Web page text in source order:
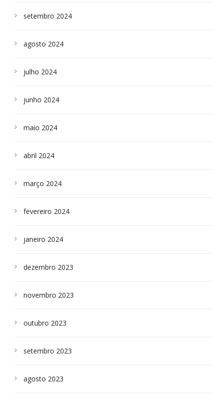
setembro 2024
agosto 2024
julho 2024
junho 2024
maio 2024
abril 2024
março 2024
fevereiro 2024
janeiro 2024
dezembro 2023
novembro 2023
outubro 2023
setembro 2023
agosto 2023